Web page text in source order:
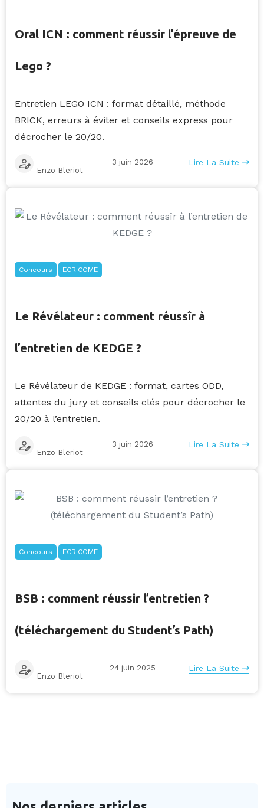
Oral ICN : comment réussir l’épreuve de
Lego ?
Entretien LEGO ICN : format détaillé, méthode
BRICK, erreurs à éviter et conseils express pour
décrocher le 20/20.
Enzo Bleriot
3 juin 2026 Lire La Suite
Concours ECRICOME
Le Révélateur : comment réussîr à
l’entretien de KEDGE ?
Le Révélateur de KEDGE : format, cartes ODD,
attentes du jury et conseils clés pour décrocher le
20/20 à l’entretien.
Enzo Bleriot
3 juin 2026 Lire La Suite
Concours ECRICOME
BSB : comment réussir l’entretien ?
(téléchargement du Student’s Path)
Enzo Bleriot
24 juin 2025 Lire La Suite